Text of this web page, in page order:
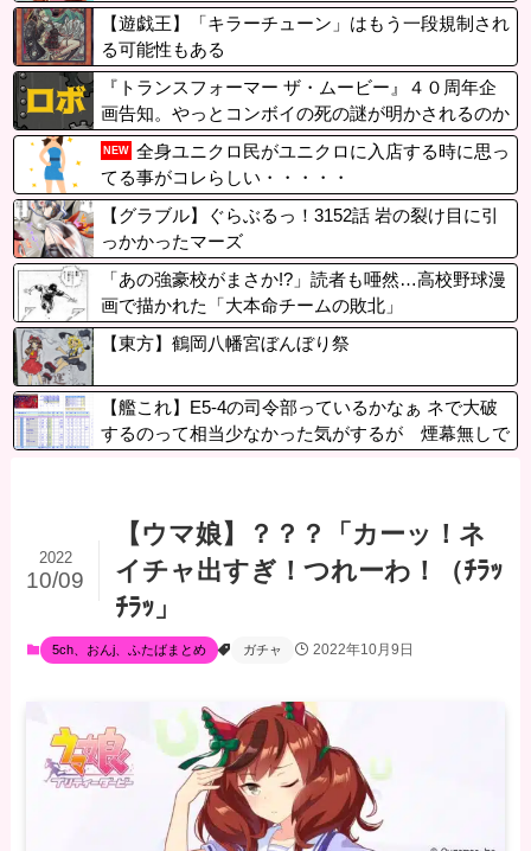
【遊戯王】「キラーチューン」はもう一段規制され
る可能性もある
『トランスフォーマー ザ・ムービー』４０周年企
画告知。やっとコンボイの死の謎が明かされるのか
NEW
全身ユニクロ民がユニクロに入店する時に思っ
てる事がコレらしい・・・・・
【グラブル】ぐらぶるっ！3152話 岩の裂け目に引
っかかったマーズ
「あの強豪校がまさか!?」読者も唖然…高校野球漫
画で描かれた「大本命チームの敗北」
【東方】鶴岡八幡宮ぼんぼり祭
【艦これ】E5-4の司令部っているかなぁ ネで大破
するのって相当少なかった気がするが 煙幕無しで
【ウマ娘】？？？「カーッ！ネ
イチャ出すぎ！つれーわ！（ﾁﾗｯ
ﾁﾗｯ」
2022
10/09
5ch、おんj、ふたばまとめ ガチャ 2022年10月9日